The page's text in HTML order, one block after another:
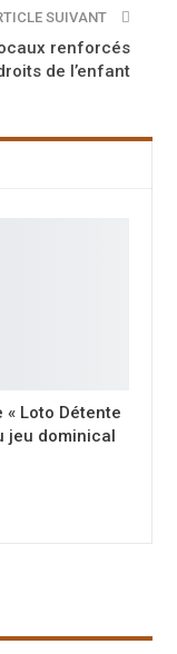
SUIVANT
renforcés
de l’enfant
« Loto Détente
jeu dominical